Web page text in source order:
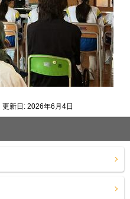
更新日: 2026年6月4日